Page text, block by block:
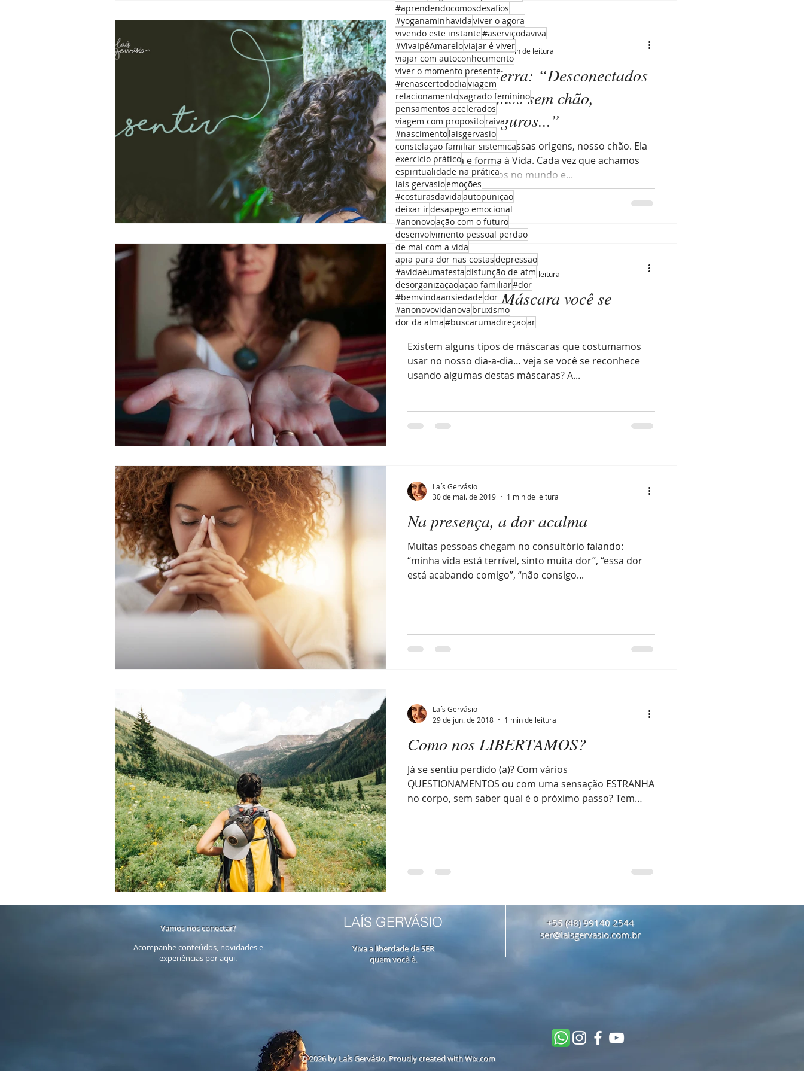
Presença de Terra: “Desconectados
da Terra, ficamos sem chão,
perdidos, inseguros...”
A terra é nossa base, nossas origens, nosso chão. Ela
dá estrutura e forma à Vida. Cada vez que achamos
que estamos sozinhos no mundo e...
Laís Gervásio
15 de jul. de 2021
5 min de leitura
Atrás de qual Máscara você se
esconde?
Existem alguns tipos de máscaras que costumamos
usar no nosso dia-a-dia… veja se você se reconhece
usando algumas destas máscaras? A...
Laís Gervásio
17 de mar. de 2021
3 min de leitura
Na presença, a dor acalma
Muitas pessoas chegam no consultório falando:
“minha vida está terrível, sinto muita dor”, “essa dor
está acabando comigo”, “não consigo...
Laís Gervásio
30 de mai. de 2019
1 min de leitura
Como nos LIBERTAMOS?
Já se sentiu perdido (a)? Com vários
QUESTIONAMENTOS ou com uma sensação ESTRANHA
no corpo, sem saber qual é o próximo passo? Tem
Laís Gervásio
29 de jun. de 2018
1 min de leitura
#aprendendocomosdesafios
#yoganaminhavidaviver o agora
vivendo este instante#aserviçodaviva
#VivaIpêAmareloviajar é viver
viajar com autoconhecimento
viver o momento presente
#renascertododiaviagem
relacionamentosagrado feminino
pensamentos acelerados
viagem com propositoraiva
#nascimentolaisgervasio
constelação familiar sistemica
exercicio prático
espiritualidade na prática
lais gervasioemoções
#costurasdavidaautopunição
deixar irdesapego emocional
#anonovoação com o futuro
desenvolvimento pessoal perdão
de mal com a vida
apia para dor nas costasdepressão
#avidaéumafestadisfunção de atm
desorganizaçãoação familiar#dor
#bemvindaansiedadedor
#anonovovidanova bruxismo
dor da alma#buscarumadireçãoar
Vamos nos conectar?
Acompanhe conteúdos, novidades e
experiências por aqui.
LAÍS GERVÁSIO
Viva a liberdade de SER
quem você é.
+55 (48) 99140 2544
ser@laisgervasio.com.br
© 2026 by Laís Gervásio. Proudly created withWix.com